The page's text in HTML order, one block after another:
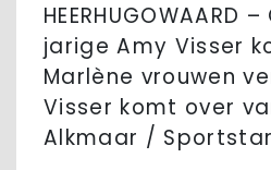
HEERHUGOWAARD
jarige Amy Visser
Marlène vrouwen
Visser komt over
Alkmaar /